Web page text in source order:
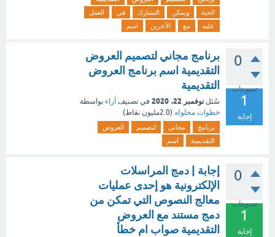
الحية
ويمكن التشارك في
العمل
عليه
مع الآخرين اسم
0
تصويتات
1
إجابة
برنامج مجاني لتصميم العروض
التقديمية اسم برنامج العروض
التقديمية
سُئل نوفمبر 22، 2020 في تصنيف آراء بواسطة
خطوات محلوله (2.0مليون نقاط)
برنامج مجاني لتصميم
العروض
التقديمية
اسم
0
تصويتات
1
إجابة
إجابة | دمج المراسلات
الإلكترونية هو إحدى عمليات
معالج النصوص التي تمكن من
دمج مستند مع العروض
التقديمية صواب ام خطأ